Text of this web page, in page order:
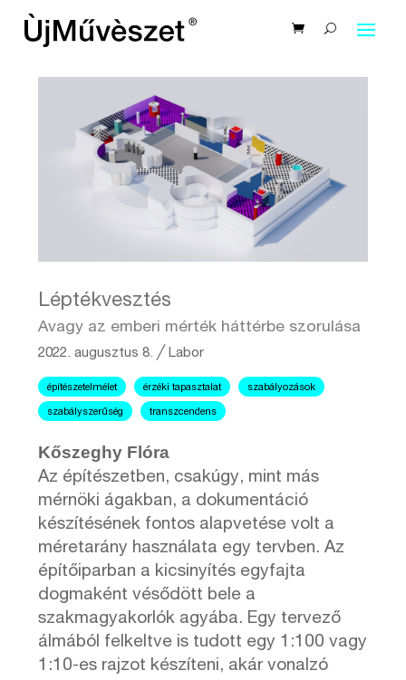
Léptékvesztés
Avagy az emberi mérték háttérbe szorulása
2022. augusztus 8. ╱Labor
építészetelmélet érzéki tapasztalat szabályozások
szabályszerűség transzcendens
Kőszeghy Flóra
Az építészetben, csakúgy, mint más
mérnöki ágakban, a dokumentáció
készítésének fontos alapvetése volt a
méretarány használata egy tervben. Az
építőiparban a kicsinyítés egyfajta
dogmaként vésődött bele a
szakmagyakorlók agyába. Egy tervező
álmából felkeltve is tudott egy 1:100 vagy
1:10-es rajzot készíteni, akár vonalzó